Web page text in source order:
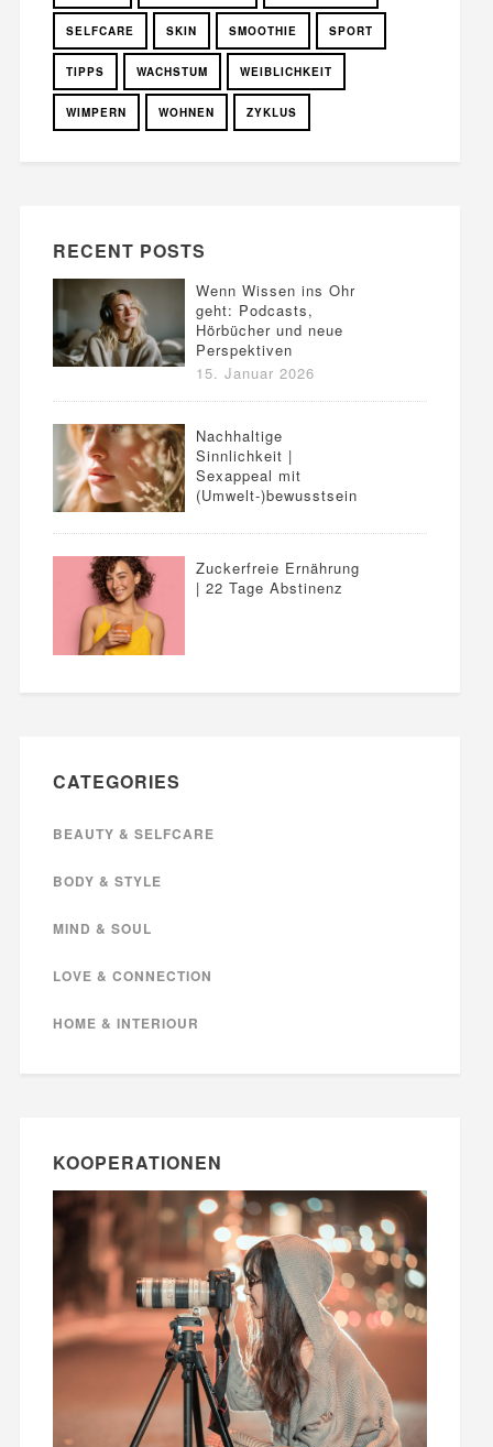
SELFCARE SKIN SMOOTHIE SPORT
TIPPS WACHSTUM WEIBLICHKEIT
WIMPERN WOHNEN ZYKLUS
RECENT POSTS
Wenn Wissen ins Ohr
geht: Podcasts,
Hörbücher und neue
Perspektiven
15. Januar 2026
Nachhaltige
Sinnlichkeit |
Sexappeal mit
(Umwelt-)bewusstsein
Zuckerfreie Ernährung
| 22 Tage Abstinenz
CATEGORIES
BEAUTY & SELFCARE
BODY & STYLE
MIND & SOUL
LOVE & CONNECTION
HOME & INTERIOUR
KOOPERATIONEN